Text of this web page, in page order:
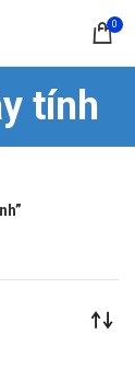
0
tính